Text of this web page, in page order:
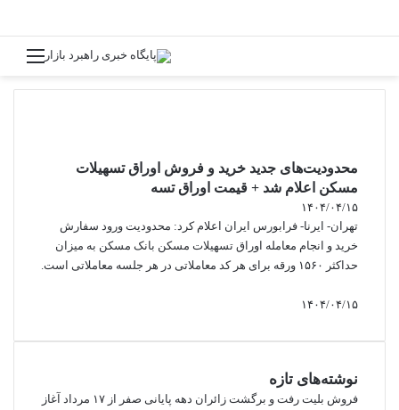
محدودیت‌های جدید خرید و فروش اوراق تسهیلات
مسکن اعلام شد + قیمت اوراق تسه
۱۴۰۴/۰۴/۱۵
تهران- ایرنا- فرابورس ایران اعلام کرد: محدودیت ورود سفارش
خرید و انجام معامله اوراق تسهیلات مسکن بانک مسکن به میزان
حداکثر ۱۵۶۰ ورقه برای هر کد معاملاتی در هر جلسه معاملاتی است.
۱۴۰۴/۰۴/۱۵
نوشته‌های تازه
فروش بلیت رفت و برگشت زائران دهه پایانی صفر از ۱۷ مرداد آغاز